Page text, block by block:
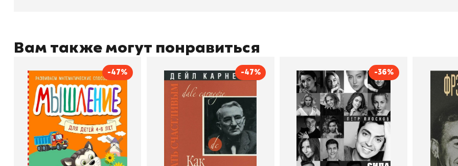
Вам также могут понравиться
-47%
Мышление
Автор
Светлана Шкляревская
Издательство
Эксмодетство
-47%
Как стать счастливым
Автор
Дейл Карнеги
Издательство
Попурри, Минск
-36%
Сила Instagram. Простой
путь к миллиону
подписчиков
Автор
Петр Плосков
Издательство
Бомбора
Как